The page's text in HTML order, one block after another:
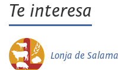
Te interesa
Lonja de